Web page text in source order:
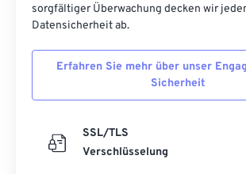
sorgfältiger Überwachung decken wir
Datensicherheit ab.
Erfahren Sie mehr über unser
Sicherheit
SSL/TLS
Verschlüsselung